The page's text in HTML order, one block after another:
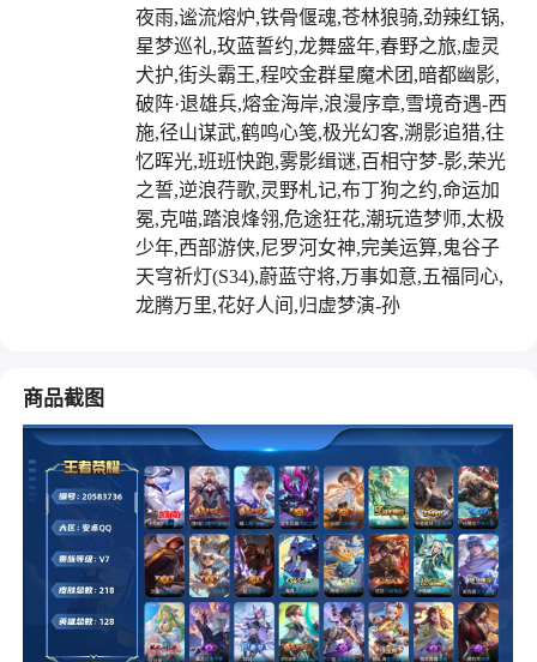
夜雨,谧流熔炉,铁骨偃魂,苍林狼骑,劲辣红锅,
星梦巡礼,玫蓝誓约,龙舞盛年,春野之旅,虚灵
犬护,街头霸王,程咬金群星魔术团,暗都幽影,
破阵·退雄兵,熔金海岸,浪漫序章,雪境奇遇-西
施,径山谋武,鹤鸣心笺,极光幻客,溯影追猎,往
忆晖光,班班快跑,雾影缉谜,百相守梦-影,荣光
之誓,逆浪荇歌,灵野札记,布丁狗之约,命运加
冕,克喵,踏浪烽翎,危途狂花,潮玩造梦师,太极
少年,西部游侠,尼罗河女神,完美运算,鬼谷子
天穹祈灯(S34),蔚蓝守将,万事如意,五福同心,
龙腾万里,花好人间,归虚梦演-孙
商品截图